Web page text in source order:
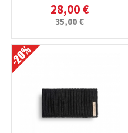
28,00 €
35,00 €